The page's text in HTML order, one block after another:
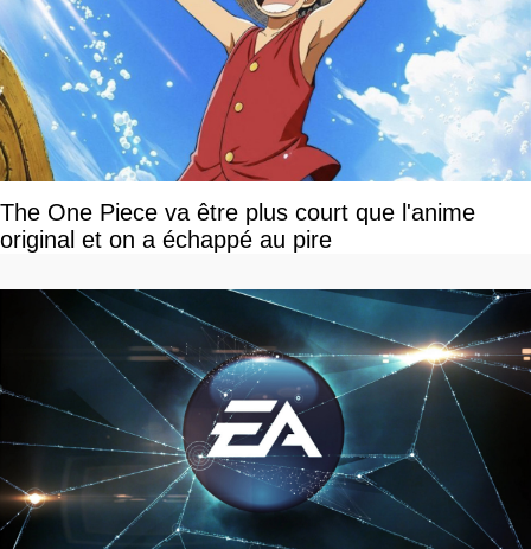
The One Piece va être plus court que l'anime
original et on a échappé au pire